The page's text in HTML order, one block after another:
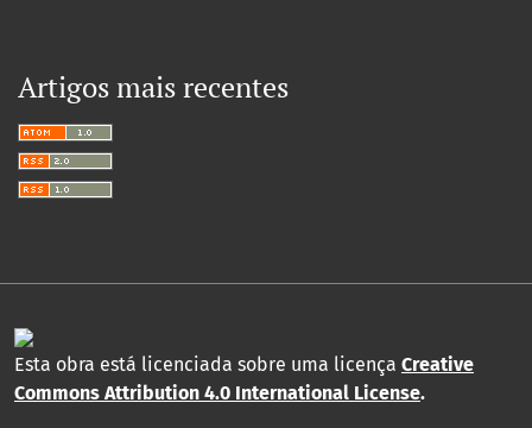
Artigos mais recentes
Esta obra está licenciada sobre uma licença Creative
Commons Attribution 4.0 International License.